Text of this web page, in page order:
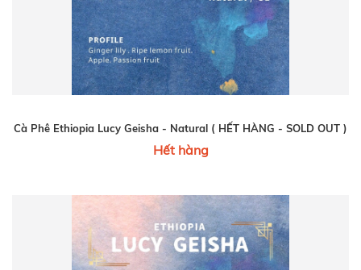
Cà Phê Ethiopia Lucy Geisha - Natural ( HẾT HÀNG - SOLD OUT )
Hết hàng